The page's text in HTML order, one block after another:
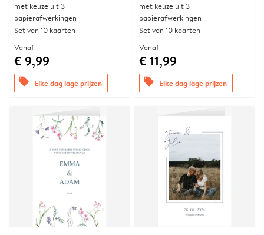
met keuze uit 3
papierafwerkingen
Set van 10 kaarten
Vanaf
€ 9,99
offers Elke dag lage prijzen
met keuze uit 3
papierafwerkingen
Set van 10 kaarten
Vanaf
€ 11,99
offers Elke dag lage prijzen